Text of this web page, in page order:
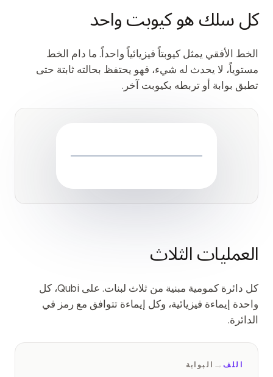
كل سلك هو كيوبت واحد
الخط الأفقي يمثل كيوبتاً فيزيائياً واحداً. ما دام الخط
مستوياً، لا يحدث له شيء، فهو يحتفظ بحالته ثابتة حتى
تطبق بوابة أو تربطه بكيوبت آخر.
العمليات الثلاث
كل دائرة كمومية مبنية من ثلاث لبنات. على Qubi، كل
واحدة إيماءة فيزيائية، وكل إيماءة تتوافق مع رمز في
الدائرة.
اللف→ البوابة